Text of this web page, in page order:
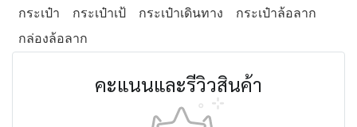
กระเป๋า กระเป๋าเป้ กระเป๋าเดินทาง
กระเป๋าล้อลาก
กล่องล้อลาก
คะแนนและรีวิวสินค้า